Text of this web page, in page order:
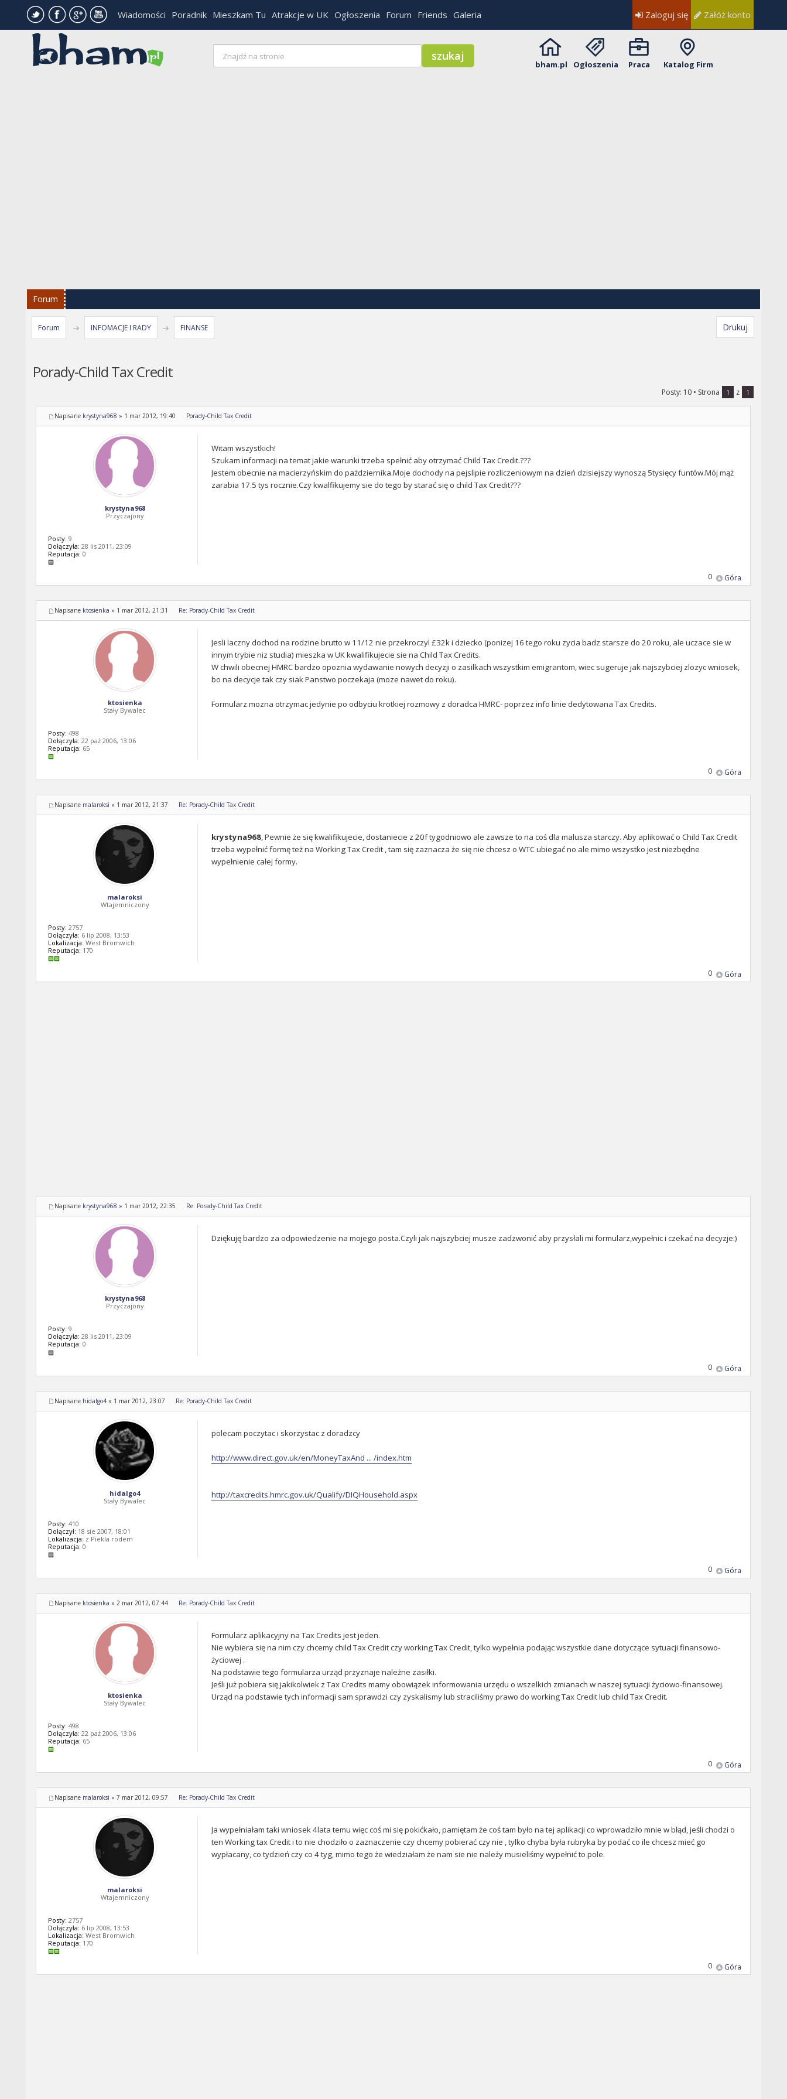
Wiadomości Poradnik Mieszkam Tu Atrakcje w UK Ogłoszenia Forum Friends Galeria Zaloguj się Załóż konto
bham.pl Ogłoszenia Praca Katalog Firm
Forum
Forum INFOMACJE I RADY FINANSE Drukuj
Porady-Child Tax Credit
Posty: 10 • Strona 1 z 1
Napisane krystyna968 » 1 mar 2012, 19:40 Porady-Child Tax Credit
Witam wszystkich!
Szukam informacji na temat jakie warunki trzeba spełnić aby otrzymać Child Tax Credit.???
Jestem obecnie na macierzyńskim do pażdziernika.Moje dochody na pejslipie rozliczeniowym na dzień dzisiejszy wynoszą 5tysięcy funtów.Mój mąż
zarabia 17.5 tys rocznie.Czy kwalfikujemy sie do tego by starać się o child Tax Credit???
krystyna968
Przyczajony
Posty: 9
Dołączyła: 28 lis 2011, 23:09
Reputacja: 0
Góra
0
Napisane ktosienka » 1 mar 2012, 21:31 Re: Porady-Child Tax Credit
Jesli laczny dochod na rodzine brutto w 11/12 nie przekroczyl £32k i dziecko (ponizej 16 tego roku zycia badz starsze do 20 roku, ale uczace sie w
innym trybie niz studia) mieszka w UK kwalifikujecie sie na Child Tax Credits.
W chwili obecnej HMRC bardzo opoznia wydawanie nowych decyzji o zasilkach wszystkim emigrantom, wiec sugeruje jak najszybciej zlozyc wniosek,
bo na decycje tak czy siak Panstwo poczekaja (moze nawet do roku).
Formularz mozna otrzymac jedynie po odbyciu krotkiej rozmowy z doradca HMRC- poprzez info linie dedytowana Tax Credits.
ktosienka
Stały Bywalec
Posty: 498
Dołączyła: 22 paź 2006, 13:06
Reputacja: 65
Góra
0
Napisane malaroksi » 1 mar 2012, 21:37 Re: Porady-Child Tax Credit
krystyna968, Pewnie że się kwalifikujecie, dostaniecie z 20f tygodniowo ale zawsze to na coś dla malusza starczy. Aby aplikować o Child Tax Credit
trzeba wypełnić formę też na Working Tax Credit , tam się zaznacza że się nie chcesz o WTC ubiegać no ale mimo wszystko jest niezbędne
wypełnienie całej formy.
malaroksi
Wtajemniczony
Posty: 2757
Dołączyła: 6 lip 2008, 13:53
Lokalizacja: West Bromwich
Reputacja: 170
Góra
0
Napisane krystyna968 » 1 mar 2012, 22:35 Re: Porady-Child Tax Credit
Dziękuję bardzo za odpowiedzenie na mojego posta.Czyli jak najszybciej musze zadzwonić aby przysłali mi formularz,wypełnic i czekać na decyzje:)
krystyna968
Przyczajony
Posty: 9
Dołączyła: 28 lis 2011, 23:09
Reputacja: 0
Góra
0
Napisane hidalgo4 » 1 mar 2012, 23:07 Re: Porady-Child Tax Credit
polecam poczytac i skorzystac z doradzcy
http://www.direct.gov.uk/en/MoneyTaxAnd ... /index.htm
http://taxcredits.hmrc.gov.uk/Qualify/DIQHousehold.aspx
hidalgo4
Stały Bywalec
Posty: 410
Dołączył: 18 sie 2007, 18:01
Lokalizacja: z Piekla rodem
Reputacja: 0
Góra
0
Napisane ktosienka » 2 mar 2012, 07:44 Re: Porady-Child Tax Credit
Formularz aplikacyjny na Tax Credits jest jeden.
Nie wybiera się na nim czy chcemy child Tax Credit czy working Tax Credit, tylko wypełnia podając wszystkie dane dotyczące sytuacji finansowo-
życiowej .
Na podstawie tego formularza urząd przyznaje należne zasiłki.
Jeśli już pobiera się jakikolwiek z Tax Credits mamy obowiązek informowania urzędu o wszelkich zmianach w naszej sytuacji życiowo-finansowej.
Urząd na podstawie tych informacji sam sprawdzi czy zyskalismy lub straciliśmy prawo do working Tax Credit lub child Tax Credit.
ktosienka
Stały Bywalec
Posty: 498
Dołączyła: 22 paź 2006, 13:06
Reputacja: 65
Góra
0
Napisane malaroksi » 7 mar 2012, 09:57 Re: Porady-Child Tax Credit
Ja wypełniałam taki wniosek 4lata temu więc coś mi się pokićkało, pamiętam że coś tam było na tej aplikacji co wprowadziło mnie w błąd, jeśli chodzi o
ten Working tax Credit i to nie chodziło o zaznaczenie czy chcemy pobierać czy nie , tylko chyba była rubryka by podać co ile chcesz mieć go
wypłacany, co tydzień czy co 4 tyg, mimo tego że wiedziałam że nam sie nie należy musieliśmy wypełnić to pole.
malaroksi
Wtajemniczony
Posty: 2757
Dołączyła: 6 lip 2008, 13:53
Lokalizacja: West Bromwich
Reputacja: 170
Góra
0